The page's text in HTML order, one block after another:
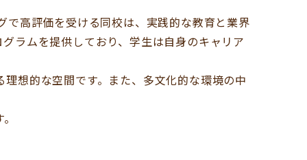
で高評価を受ける同校は、実践的な教育と業界
ラムを提供しており、学生は自身のキャリア
想的な空間です。また、多文化的な環境の中